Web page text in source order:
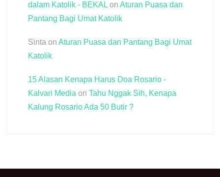
dalam Katolik - BEKALon Aturan Puasa dan
Pantang Bagi Umat Katolik
Sinta on Aturan Puasa dan Pantang Bagi Umat
Katolik
15 Alasan Kenapa Harus Doa Rosario -
Kalvari Media on Tahu Nggak Sih, Kenapa
Kalung Rosario Ada 50 Butir ?